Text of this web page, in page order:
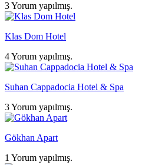
3 Yorum yapılmış.
Klas Dom Hotel
4 Yorum yapılmış.
Suhan Cappadocia Hotel & Spa
3 Yorum yapılmış.
Gökhan Apart
1 Yorum yapılmış.